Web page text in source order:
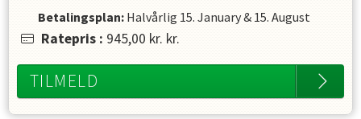
Betalingsplan: Halvårlig 15. January& 15. August
Ratepris : 945,00 kr. kr.
TILMELD